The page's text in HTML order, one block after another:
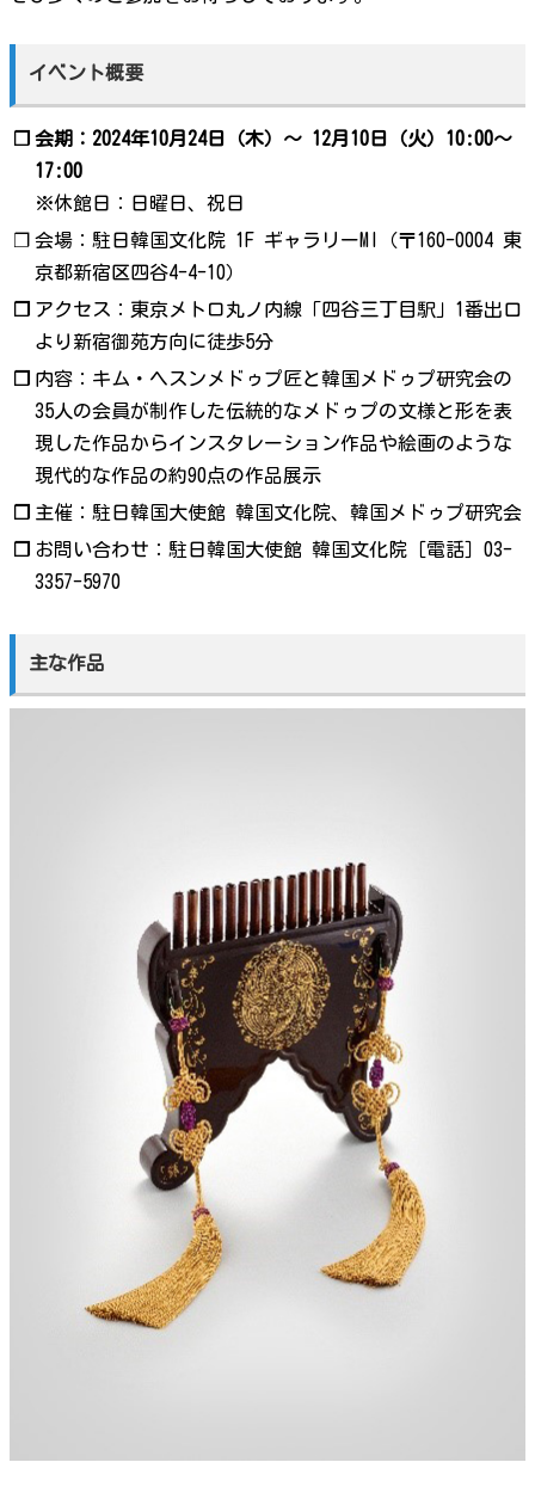
イベント概要
❐ 会期：2024年10月24日（木）～ 12月10日（火）10:00～
17:00
※休館日：日曜日、祝日
❐ 会場：駐日韓国文化院 1F ギャラリーMI（〒160-0004 東
京都新宿区四谷4-4-10）
❐ アクセス：東京メトロ丸ノ内線「四谷三丁目駅」1番出口
より新宿御苑方向に徒歩5分
❐ 内容：キム・ヘスンメドゥプ匠と韓国メドゥプ研究会の
35人の会員が制作した伝統的なメドゥプの文様と形を表
現した作品からインスタレーション作品や絵画のような
現代的な作品の約90点の作品展示
❐ 主催：駐日韓国大使館 韓国文化院、韓国メドゥプ研究会
❐ お問い合わせ：駐日韓国大使館 韓国文化院［電話］03-
3357-5970
主な作品